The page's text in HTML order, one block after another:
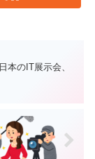
本のIT展示会、